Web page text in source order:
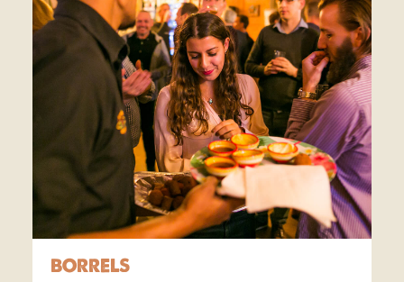
BORRELS